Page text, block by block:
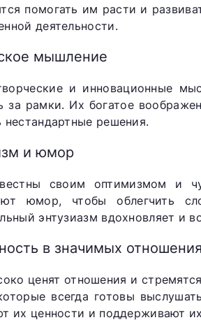
помогать им расти и
деятельности.
мышление
и инновационные
за рамки. Их богатое
нестандартные решения.
и юмор
своим оптимизмом и
юмор, чтобы облегчить
энтузиазм вдохновляет и
в значимых
ценят отношения и
всегда готовы
их ценности и поддерживают